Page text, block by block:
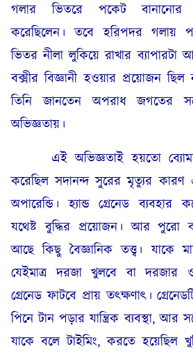
গলার ভিতরে পকেট বানানোর
করেছিলেন। তবে হরিপদর
ভিতর নীলা লুকিয়ে রাখার
বক্সীর বিজ্ঞানী হওয়ার প্রয়োজন ছিল
তিনি জানতেন অপরাধ জগতের
অভিজ্ঞতায়।
এই অভিজ্ঞতাই হয়তো
করেছিল সদানন্দ সুরের মৃত্যুর
অপারেন্ডি। হ্যান্ড গ্রেনেড ব্যবহার
যথেষ্ট বুদ্ধির প্রয়োজন। আর পুরো
আছে কিছু বৈজ্ঞানিক তত্ত্ব। যাকে
যেইমাত্র দরজা খুলবে বা দরজার
গ্রেনেড ফাটবে প্রায় তৎক্ষণাৎ।
পিনে টান পড়ার যান্ত্রিক ব্যবস্থা, আর
যাকে বলে টাইমিং, করতে হয়েছিল